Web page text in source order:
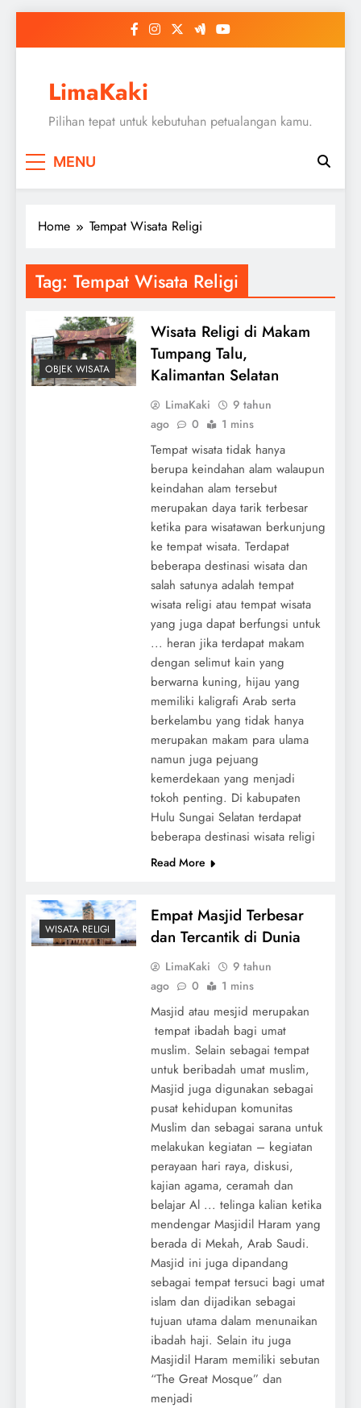
LimaKaki
Pilihan tepat untuk kebutuhan petualangan kamu.
MENU
Home Tempat Wisata Religi
Tag: Tempat Wisata Religi
OBJEK WISATA
Wisata Religi di Makam
Tumpang Talu,
Kalimantan Selatan
LimaKaki
9 tahun
ago
0 1 mins
Tempat wisata tidak hanya
berupa keindahan alam walaupun
keindahan alam tersebut
merupakan daya tarik terbesar
ketika para wisatawan berkunjung
ke tempat wisata. Terdapat
beberapa destinasi wisata dan
salah satunya adalah tempat
wisata religi atau tempat wisata
yang juga dapat berfungsi untuk
... heran jika terdapat makam
dengan selimut kain yang
berwarna kuning, hijau yang
memiliki kaligrafi Arab serta
berkelambu yang tidak hanya
merupakan makam para ulama
namun juga pejuang
kemerdekaan yang menjadi
tokoh penting. Di kabupaten
Hulu Sungai Selatan terdapat
beberapa destinasi wisata religi
Read More
WISATA RELIGI
Empat Masjid Terbesar
dan Tercantik di Dunia
LimaKaki
9 tahun
ago
0 1 mins
Masjid atau mesjid merupakan
tempat ibadah bagi umat
muslim. Selain sebagai tempat
untuk beribadah umat muslim,
Masjid juga digunakan sebagai
pusat kehidupan komunitas
Muslim dan sebagai sarana untuk
melakukan kegiatan – kegiatan
perayaan hari raya, diskusi,
kajian agama, ceramah dan
belajar Al ... telinga kalian ketika
mendengar Masjidil Haram yang
berada di Mekah, Arab Saudi.
Masjid ini juga dipandang
sebagai tempat tersuci bagi umat
islam dan dijadikan sebagai
tujuan utama dalam menunaikan
ibadah haji. Selain itu juga
Masjidil Haram memiliki sebutan
“The Great Mosque” dan
menjadi